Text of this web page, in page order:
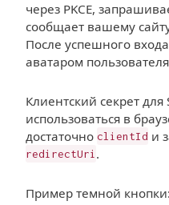
через PKCE,
сообщает вашему
После успешного
аватаром
Клиентский секрет
использоваться в
достаточно clientId и
redirectUri .
Пример темной кнопки: